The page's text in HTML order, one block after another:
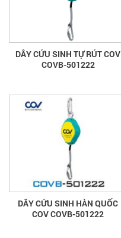
DÂY CỨU SINH TỰ RÚT COV
COVB-501222
DÂY CỨU SINH HÀN QUỐC
COV COVB-501222